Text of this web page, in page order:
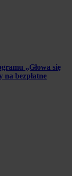
„Głowa się
na bezpłatne